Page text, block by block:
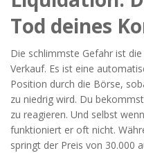
Tod deines
Die schlimmste Gefahr ist
Verkauf. Es ist eine
Position durch die Börse,
zu niedrig wird. Du
zu reagieren. Und selbst
funktioniert er oft nicht.
springt der Preis von 30.000